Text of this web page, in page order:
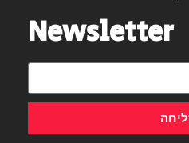
Newsletter